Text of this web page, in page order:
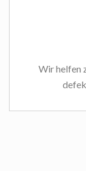
Wir helfen